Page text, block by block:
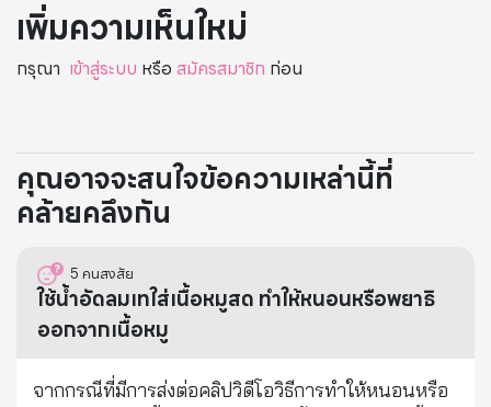
เพิ่มความเห็นใหม่
กรุณา เข้าสู่ระบบ หรือ สมัครสมาชิก ก่อน
คุณอาจจะสนใจข้อความเหล่านี้ที่
คล้ายคลึงกัน
5 คนสงสัย
ใช้น้ำอัดลมเทใส่เนื้อหมูสด ทำให้หนอนหรือพยาธิ
ออกจากเนื้อหมู
จากกรณีที่มีการส่งต่อคลิปวิดีโอวิธีการทำให้หนอนหรือ